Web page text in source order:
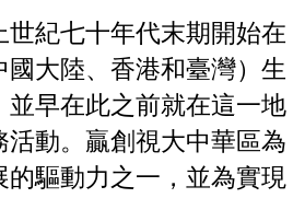
世紀七十年代末期開始在
大陸、香港和臺灣）生
並早在此之前就在這一地
活動。贏創視大中華區為
的驅動力之一，並為實現